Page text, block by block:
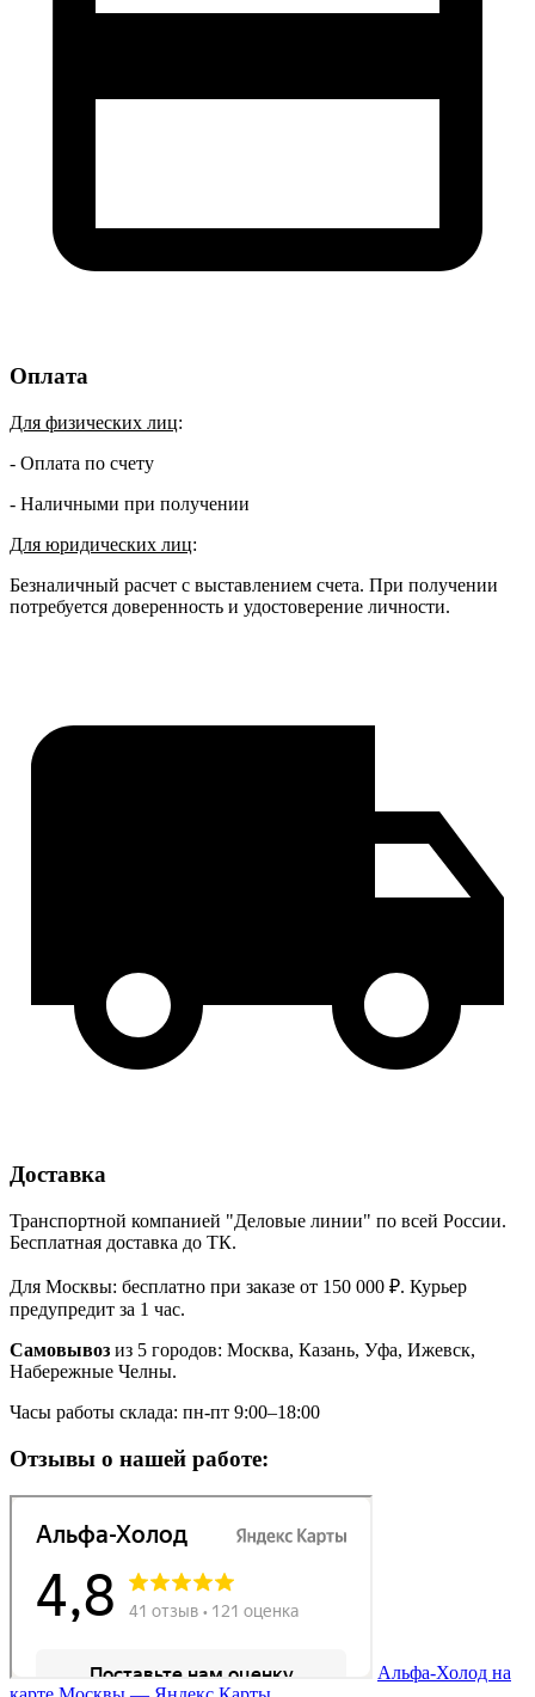
Оплата
Для физических лиц:
- Оплата по счету
- Наличными при получении
Для юридических лиц:
Безналичный расчет с выставлением счета. При получении
потребуется доверенность и удостоверение личности.
Доставка
Транспортной компанией "Деловые линии" по всей России.
Бесплатная доставка до ТК.
Для Москвы: бесплатно при заказе от 150 000 ₽. Курьер
предупредит за 1 час.
Самовывоз из 5 городов: Москва, Казань, Уфа, Ижевск,
Набережные Челны.
Часы работы склада: пн-пт 9:00–18:00
Отзывы о нашей работе:
Альфа-Холод на